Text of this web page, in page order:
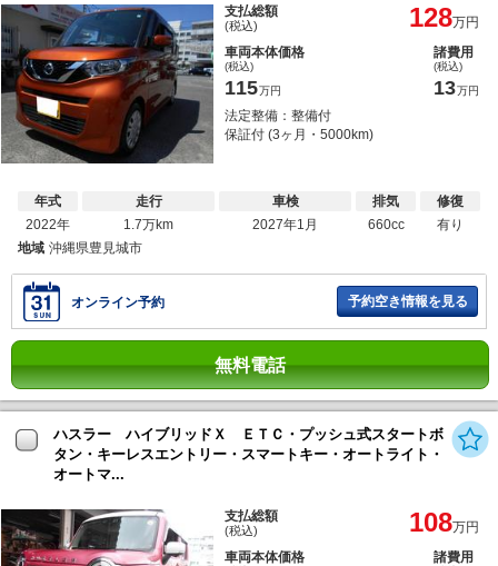
支払総額
(税込) 128万円
車両本体価格
(税込)
115万円
諸費用
(税込)
13万円
法定整備：整備付
保証付 (3ヶ月・5000km)
年式
2022年
走行
1.7万km
車検
2027年1月
排気
660cc
修復
有り
地域 沖縄県豊見城市
オンライン予約 予約空き情報を見る
無料電話
ハスラー ハイブリッドＸ ＥＴＣ・プッシュ式スタートボ
タン・キーレスエントリー・スマートキー・オートライト・
オートマ...
支払総額
(税込) 108万円
車両本体価格
諸費用